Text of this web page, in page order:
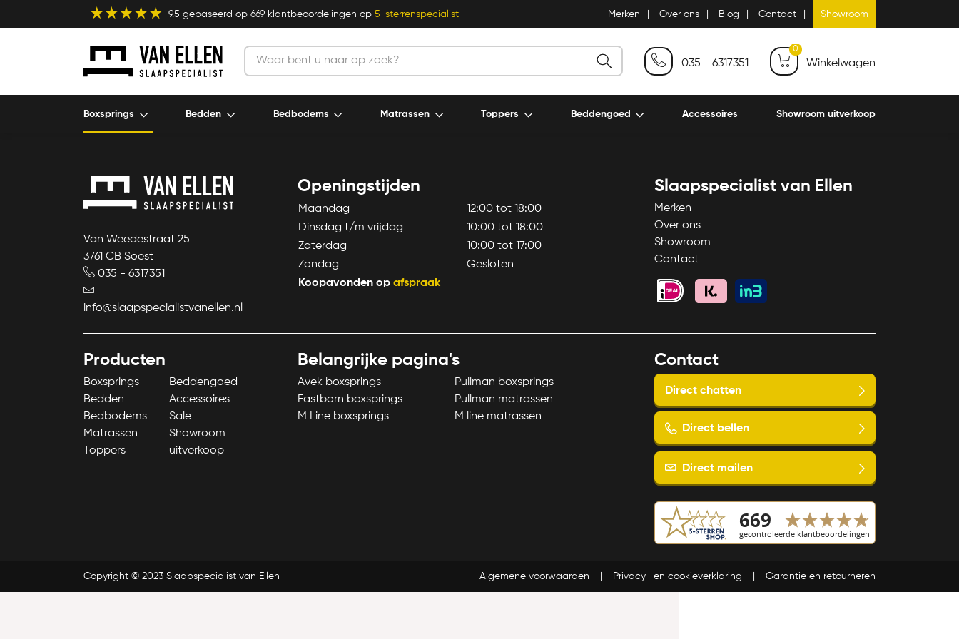
9.5 gebaseerd op 669 klantbeoordelingen op 5-sterrenspecialist Merken Over ons Blog Contact Showroom
035 - 6317351
0
Winkelwagen
Boxsprings Bedden Bedbodems Matrassen Toppers Beddengoed Accessoires Showroom uitverkoop
Van Weedestraat 25
3761 CB Soest
035 - 6317351
info@slaapspecialistvanellen.nl
Openingstijden
Maandag
12:00 tot 18:00
Dinsdag t/m vrijdag
10:00 tot 18:00
Zaterdag
10:00 tot 17:00
Zondag
Gesloten
Koopavonden op afspraak
Slaapspecialist van Ellen
Merken
Over ons
Showroom
Contact
Producten
Boxsprings
Bedden
Bedbodems
Matrassen
Toppers
Beddengoed
Accessoires
Sale
Showroom
uitverkoop
Belangrijke pagina's
Avek boxsprings
Eastborn boxsprings
M Line boxsprings
Pullman boxsprings
Pullman matrassen
M line matrassen
Contact
Direct chatten
Direct bellen
Direct mailen
Copyright © 2023 Slaapspecialist van Ellen Algemene voorwaarden Privacy- en cookieverklaring Garantie en retourneren